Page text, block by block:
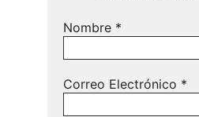
Nombre *
Correo Electrónico *